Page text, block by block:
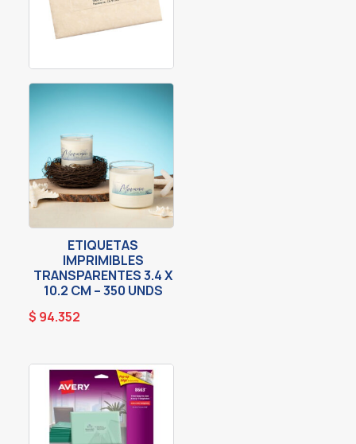
ETIQUETAS
IMPRIMIBLES
TRANSPARENTES 3.4 X
10.2 CM – 350 UNDS
$ 94.352